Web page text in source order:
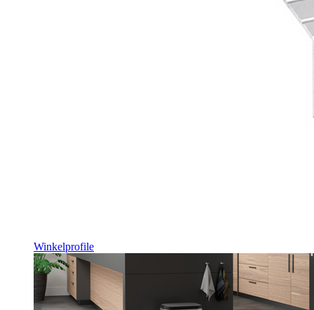
Winkelprofile